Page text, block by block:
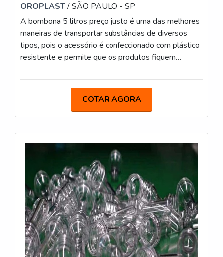
OROPLAST/ SÃO PAULO - SP
A bombona 5 litros preço justo é uma das melhores
maneiras de transportar substâncias de diversos
tipos, pois o acessório é confeccionado com plástico
resistente e permite que os produtos fiquem
Além disso, o objeto contém uma tampa para
de forma segura. No geral, ela é muito utilizada por
empresas que atuam no ramo industrial, pois viabiliza
destinos.PRI
COTAR AGORA